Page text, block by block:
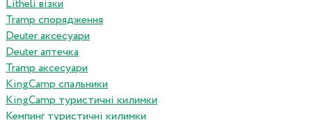
Litheli візки
Tramp спорядження
Deuter аксесуари
Deuter аптечка
Tramp аксесуари
KingCamp спальники
KingCamp туристичні килимки
Кемпинг туристичні килимки